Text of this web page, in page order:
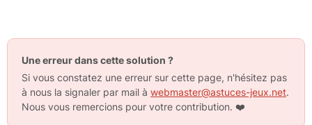
Une erreur dans cette solution ?
Si vous constatez une erreur sur cette page, n'hésitez pas
à nous la signaler par mail à webmaster@astuces-jeux.net.
Nous vous remercions pour votre contribution. ❤️